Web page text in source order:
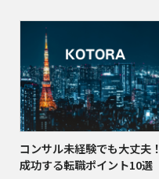
コンサル未経験でも大丈夫！
成功する転職ポイント10選